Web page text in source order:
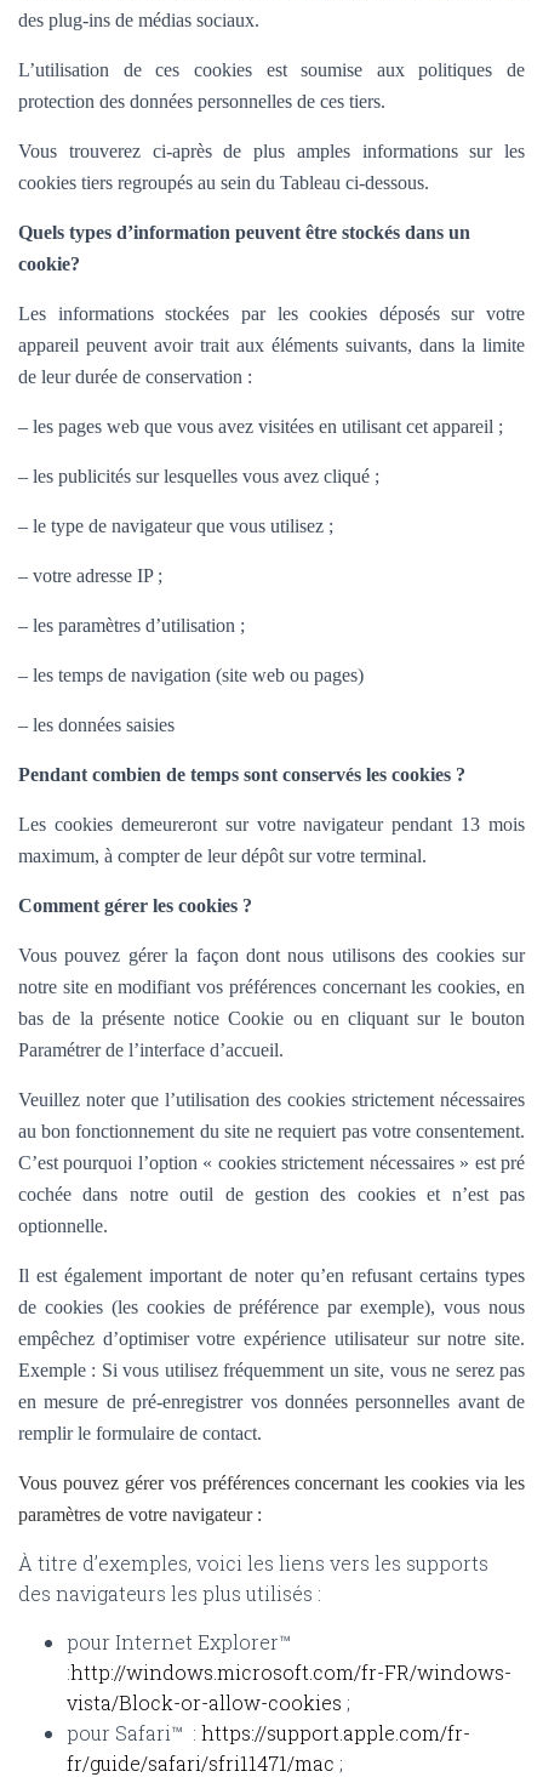
des plug-ins de médias sociaux.
L’utilisation de ces cookies est soumise aux politiques de
protection des données personnelles de ces tiers.
Vous trouverez ci-après de plus amples informations sur les
cookies tiers regroupés au sein du Tableau ci-dessous.
Quels types d’information peuvent être stockés dans un
cookie?
Les informations stockées par les cookies déposés sur votre
appareil peuvent avoir trait aux éléments suivants, dans la limite
de leur durée de conservation :
– les pages web que vous avez visitées en utilisant cet appareil ;
– les publicités sur lesquelles vous avez cliqué ;
– le type de navigateur que vous utilisez ;
– votre adresse IP ;
– les paramètres d’utilisation ;
– les temps de navigation (site web ou pages)
– les données saisies
Pendant combien de temps sont conservés les cookies ?
Les cookies demeureront sur votre navigateur pendant 13 mois
maximum, à compter de leur dépôt sur votre terminal.
Comment gérer les cookies ?
Vous pouvez gérer la façon dont nous utilisons des cookies sur
notre site en modifiant vos préférences concernant les cookies, en
bas de la présente notice Cookie ou en cliquant sur le bouton
Paramétrer de l’interface d’accueil.
Veuillez noter que l’utilisation des cookies strictement nécessaires
au bon fonctionnement du site ne requiert pas votre consentement.
C’est pourquoi l’option « cookies strictement nécessaires » est pré
cochée dans notre outil de gestion des cookies et n’est pas
optionnelle.
Il est également important de noter qu’en refusant certains types
de cookies (les cookies de préférence par exemple), vous nous
empêchez d’optimiser votre expérience utilisateur sur notre site.
Exemple : Si vous utilisez fréquemment un site, vous ne serez pas
en mesure de pré-enregistrer vos données personnelles avant de
remplir le formulaire de contact.
Vous pouvez gérer vos préférences concernant les cookies via les
paramètres de votre navigateur :
À titre d’exemples, voici les liens vers les supports
des navigateurs les plus utilisés :
pour Internet Explorer™
:http://windows.microsoft.com/fr-FR/windows-
vista/Block-or-allow-cookies ;
pour Safari™ : https://support.apple.com/fr-
fr/guide/safari/sfri11471/mac ;